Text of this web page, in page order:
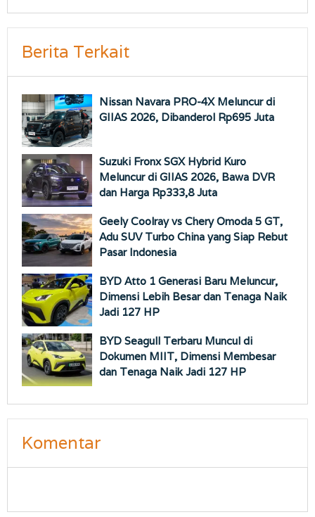
Berita Terkait
Nissan Navara PRO-4X Meluncur di
GIIAS 2026, Dibanderol Rp695 Juta
Suzuki Fronx SGX Hybrid Kuro
Meluncur di GIIAS 2026, Bawa DVR
dan Harga Rp333,8 Juta
Geely Coolray vs Chery Omoda 5 GT,
Adu SUV Turbo China yang Siap Rebut
Pasar Indonesia
BYD Atto 1 Generasi Baru Meluncur,
Dimensi Lebih Besar dan Tenaga Naik
Jadi 127 HP
BYD Seagull Terbaru Muncul di
Dokumen MIIT, Dimensi Membesar
dan Tenaga Naik Jadi 127 HP
Komentar